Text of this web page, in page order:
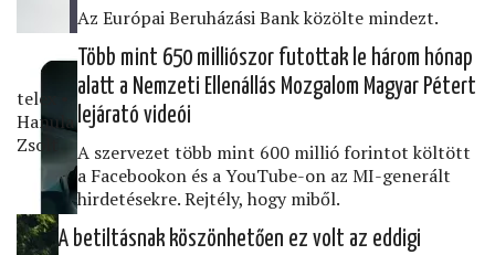
Az Európai Beruházási Bank közölte mindezt.
telex •
Hanula
Zsolt
Több mint 650 milliószor futottak le három hónap
alatt a Nemzeti Ellenállás Mozgalom Magyar Pétert
lejárató videói
A szervezet több mint 600 millió forintot költött
a Facebookon és a YouTube-on az MI-generált
hirdetésekre. Rejtély, hogy miből.
A betiltásnak köszönhetően ez volt az eddigi